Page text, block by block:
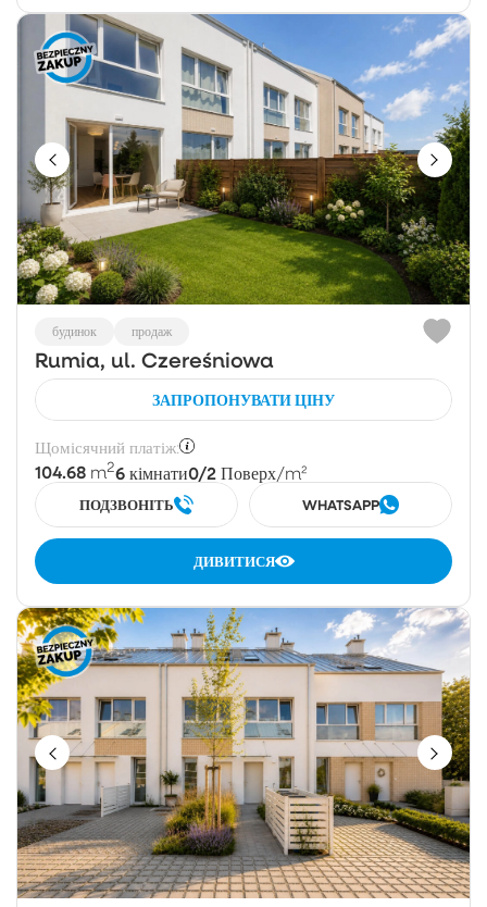
будинок продаж
Rumia, ul. Czereśniowa
ЗАПРОПОНУВАТИ ЦІНУ
Щомісячний платіж:
104.68 m26 кімнати0/2 Поверх/m²
ПОДЗВОНІТЬ WHATSAPP
ДИВИТИСЯ